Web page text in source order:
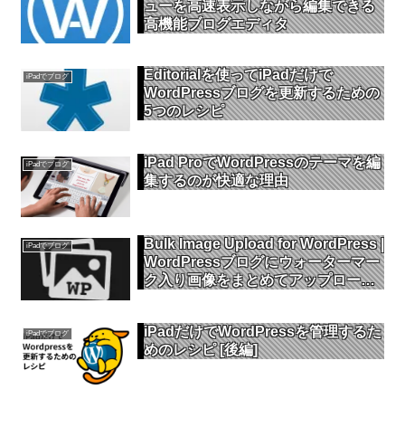
ューを高速表示しながら編集できる
高機能ブログエディタ
iPadでブログ
Editorialを使ってiPadだけで
WordPressブログを更新するための
5つのレシピ
iPadでブログ
iPad ProでWordPressのテーマを編
集するのが快適な理由
iPadでブログ
Bulk Image Upload for WordPress |
WordPressブログにウォーターマー
ク入り画像をまとめてアップロード
iPadでブログ
iPadだけでWordPressを管理するた
めのレシピ [後編]